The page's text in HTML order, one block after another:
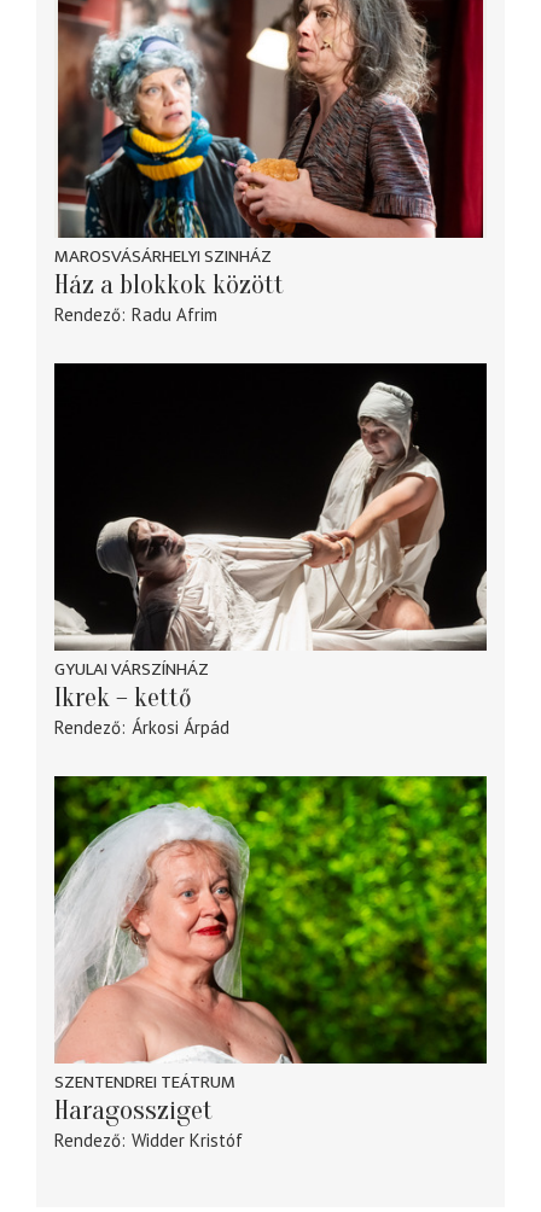
MAROSVÁSÁRHELYI SZINHÁZ
Ház a blokkok között
Rendező Radu Afrim
GYULAI VÁRSZÍNHÁZ
Ikrek – kettő
Rendező Árkosi Árpád
SZENTENDREI TEÁTRUM
Haragossziget
Rendező Widder Kristóf